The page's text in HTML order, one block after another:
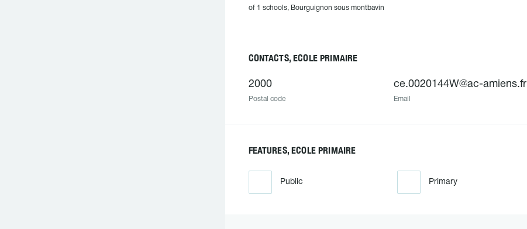
of 1 schools, Bourguignon sous montbavin
CONTACTS, ECOLE PRIMAIRE
2000
Postal code
ce.0020144W@ac-amiens.fr
Email
FEATURES, ECOLE PRIMAIRE
Public Primary